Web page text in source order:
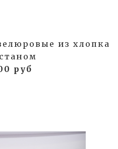
из хлопка
руб